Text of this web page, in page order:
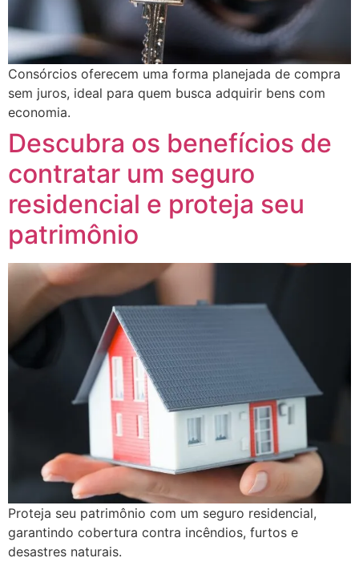
Consórcios oferecem uma forma planejada de compra
sem juros, ideal para quem busca adquirir bens com
economia.
Descubra os benefícios de
contratar um seguro
residencial e proteja seu
patrimônio
Proteja seu patrimônio com um seguro residencial,
garantindo cobertura contra incêndios, furtos e
desastres naturais.